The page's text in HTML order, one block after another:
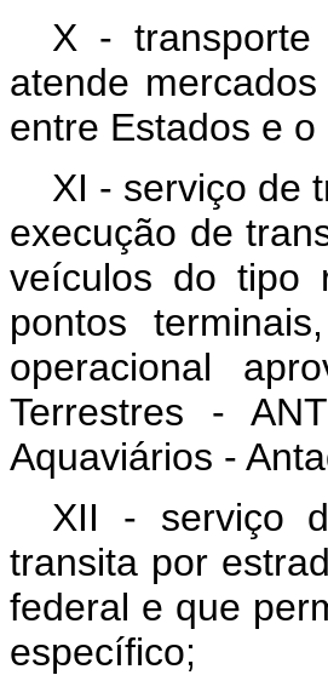
X - transporte
atende
entre Estados e
XI - serviço de
execução de
veículos do tipo
pontos
operacional
Terrestres -
Aquaviários -
XII - serviço
transita por
federal e que
específico;